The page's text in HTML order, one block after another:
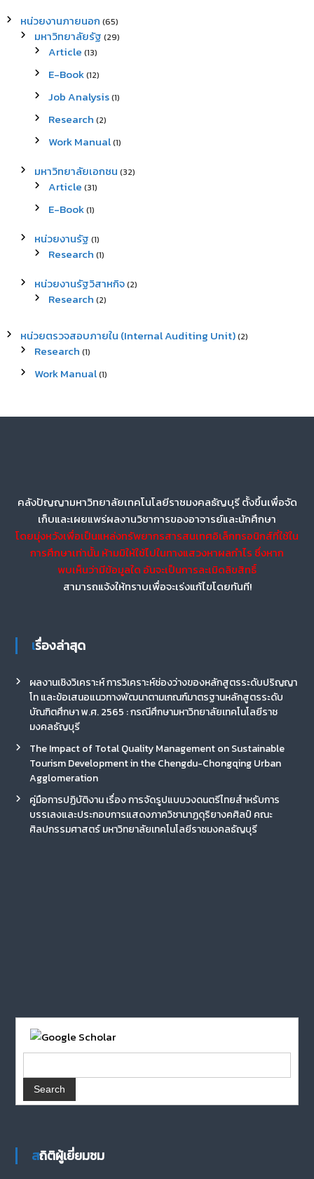
หน่วยงานภายนอก (65)
มหาวิทยาลัยรัฐ (29)
Article (13)
E-Book(12)
Job Analysis(1)
Research (2)
Work Manual(1)
มหาวิทยาลัยเอกชน (32)
Article (31)
E-Book(1)
หน่วยงานรัฐ (1)
Research (1)
หน่วยงานรัฐวิสาหกิจ(2)
Research (2)
หน่วยตรวจสอบภายใน (Internal Auditing Unit)(2)
Research (1)
Work Manual(1)
คลังปัญญามหาวิทยาลัยเทคโนโลยีราชมงคลธัญบุรี ตั้งขึ้นเพื่อจัด
เก็บและเผยแพร่ผลงานวิชาการของอาจารย์และนักศึกษา
โดยมุ่งหวังเพื่อเป็นแหล่งทรัพยากรสารสนเทศอิเล็กทรอนิกส์ที่ใช้ใน
การศึกษาเท่านั้น ห้ามมิให้ใช้ไปในทางแสวงหาผลกำไร ซึ่งหาก
พบเห็นว่ามีข้อมูลใด อันจะเป็นการละเมิดลิขสิทธิ์
สามารถแจ้งให้ทราบเพื่อจะเร่งแก้ไขโดยทันที!
เรื่องล่าสุด
ผลงานเชิงวิเคราะห์ การวิเคราะห์ช่องว่างของหลักสูตรระดับปริญญา
โท และข้อเสนอแนวทางพัฒนาตามเกณฑ์มาตรฐานหลักสูตรระดับ
บัณฑิตศึกษา พ.ศ. 2565 : กรณีศึกษามหาวิทยาลัยเทคโนโลยีราช
มงคลธัญบุรี
The Impact of Total Quality Management on Sustainable
Tourism Development in the Chengdu-Chongqing Urban
Agglomeration
คู่มือการปฏิบัติงาน เรื่อง การจัดรูปแบบวงดนตรีไทยสำหรับการ
บรรเลงและประกอบการแสดงภาควิชานาฏดุริยางคศิลป์ คณะ
ศิลปกรรมศาสตร์ มหาวิทยาลัยเทคโนโลยีราชมงคลธัญบุรี
สถิติผู้เยี่ยมชม